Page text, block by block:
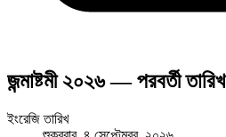
জন্মাষ্টমী ২০২৬ — পরবর্তী তারিখ
ইংরেজি তারিখ